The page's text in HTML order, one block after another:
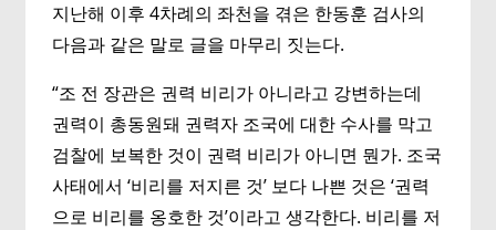
지난해 이후 4차례의 좌천을 겪은 한동훈 검사의
다음과 같은 말로 글을 마무리 짓는다.
“조 전 장관은 권력 비리가 아니라고 강변하는데
권력이 총동원돼 권력자 조국에 대한 수사를 막고
검찰에 보복한 것이 권력 비리가 아니면 뭔가. 조국
사태에서 ‘비리를 저지른 것’ 보다 나쁜 것은 ‘권력
으로 비리를 옹호한 것’이라고 생각한다. 비리를 저